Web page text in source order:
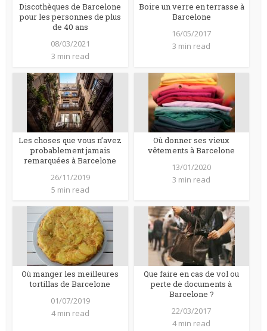
Discothèques de Barcelone
pour les personnes de plus
de 40 ans
08/03/2021
3 min read
Boire un verre en terrasse à
Barcelone
16/05/2017
3 min read
Les choses que vous n’avez
probablement jamais
remarquées à Barcelone
26/11/2019
5 min read
Où donner ses vieux
vêtements à Barcelone
13/01/2020
3 min read
Où manger les meilleures
tortillas de Barcelone
01/07/2019
4 min read
Que faire en cas de vol ou
perte de documents à
Barcelone ?
22/03/2017
4 min read